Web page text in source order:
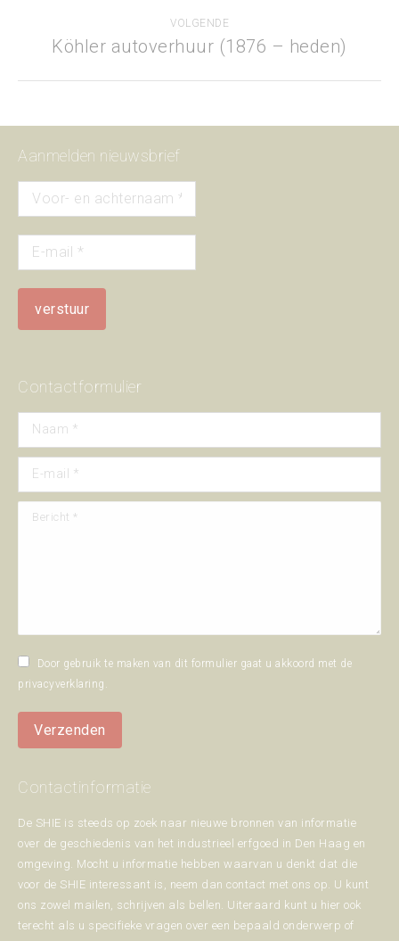
VOLGENDE
Next
Köhler autoverhuur (1876 – heden)
Aanmelden nieuwsbrief
Contactformulier
Naam *
E-mail *
Bericht *
Door gebruik te maken van dit formulier gaat u akkoord met de
privacyverklaring
Verzenden
Contactinformatie
De SHIE is steeds op zoek naar nieuwe bronnen van informatie
over de geschiedenis van het industrieel erfgoed in Den Haag en
omgeving. Mocht u informatie hebben waarvan u denkt dat die
voor de SHIE interessant is, neem dan contact met ons op. U kunt
ons zowel mailen, schrijven als bellen. Uiteraard kunt u hier ook
terecht als u specifieke vragen over een bepaald onderwerp of